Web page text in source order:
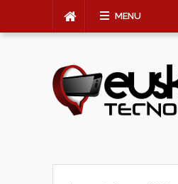
MENU